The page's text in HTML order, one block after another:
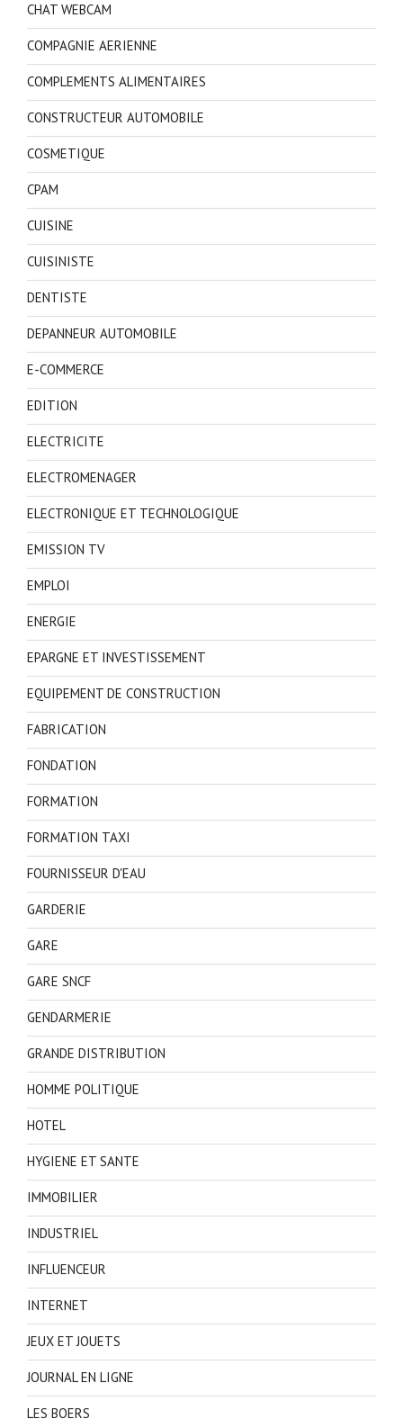
CHAT WEBCAM
COMPAGNIE AERIENNE
COMPLEMENTS ALIMENTAIRES
CONSTRUCTEUR AUTOMOBILE
COSMETIQUE
CPAM
CUISINE
CUISINISTE
DENTISTE
DEPANNEUR AUTOMOBILE
E-COMMERCE
EDITION
ELECTRICITE
ELECTROMENAGER
ELECTRONIQUE ET TECHNOLOGIQUE
EMISSION TV
EMPLOI
ENERGIE
EPARGNE ET INVESTISSEMENT
EQUIPEMENT DE CONSTRUCTION
FABRICATION
FONDATION
FORMATION
FORMATION TAXI
FOURNISSEUR D'EAU
GARDERIE
GARE
GARE SNCF
GENDARMERIE
GRANDE DISTRIBUTION
HOMME POLITIQUE
HOTEL
HYGIENE ET SANTE
IMMOBILIER
INDUSTRIEL
INFLUENCEUR
INTERNET
JEUX ET JOUETS
JOURNAL EN LIGNE
LES BOERS